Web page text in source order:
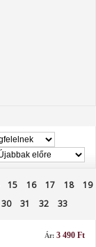
15 16 17 18
19
30 31 32 33
Ár: 3 490 Ft